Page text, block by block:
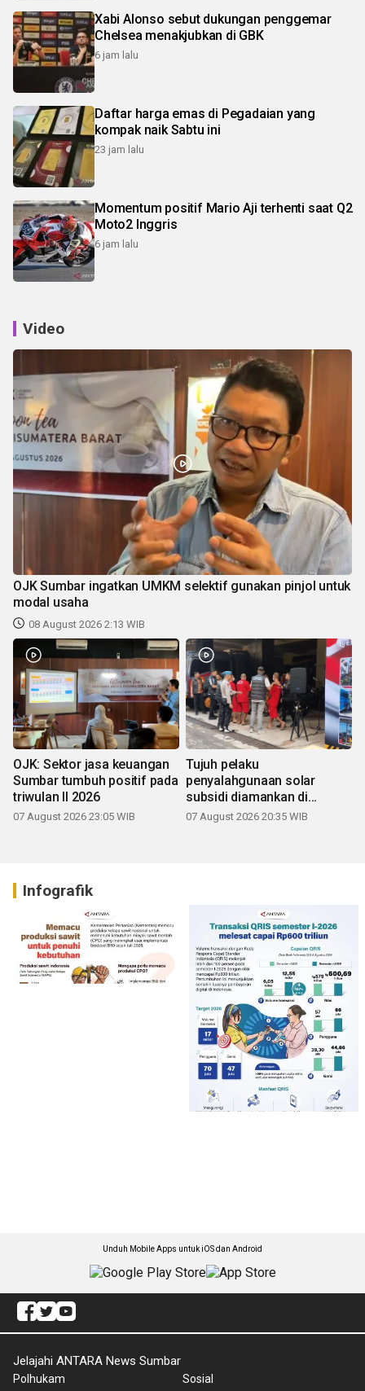
Xabi Alonso sebut dukungan penggemar
Chelsea menakjubkan di GBK
6 jam lalu
Daftar harga emas di Pegadaian yang
kompak naik Sabtu ini
23 jam lalu
Momentum positif Mario Aji terhenti saat Q2
Moto2 Inggris
6 jam lalu
Video
OJK Sumbar ingatkan UMKM selektif gunakan pinjol untuk
modal usaha
08 August 2026 2:13 WIB
OJK: Sektor jasa keuangan
Sumbar tumbuh positif pada
triwulan II 2026
07 August 2026 23:05 WIB
Tujuh pelaku
penyalahgunaan solar
subsidi diamankan di
Sumbar
07 August 2026 20:35 WIB
Infografik
Unduh Mobile Apps untuk iOS dan Android
Jelajahi ANTARA News Sumbar
Polhukam Sosial